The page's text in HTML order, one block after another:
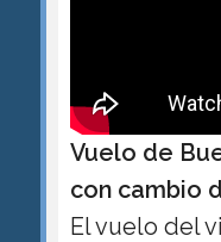
Vuelo de
con cambio
El vuelo del